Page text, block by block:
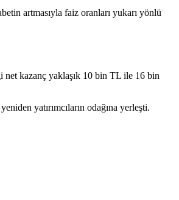
artmasıyla faiz oranları yukarı yönlü
net kazanç yaklaşık 10 bin TL ile 16 bin
yatırımcıların odağına yerleşti.